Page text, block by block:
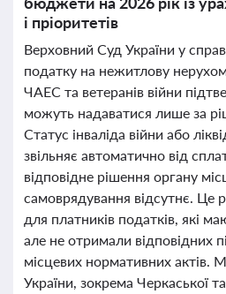
і пріоритетів
Верховний Суд України у
податку на нежитлову
ЧАЕС та ветеранів війни
можуть надаватися лише за
Статус інваліда війни або
звільняє автоматично від
відповідне рішення органу
самоврядування відсутнє. Це
для платників податків, які
але не отримали відповідних
місцевих нормативних актів.
України, зокрема Черкаської